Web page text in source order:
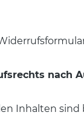
nach
Inhalten